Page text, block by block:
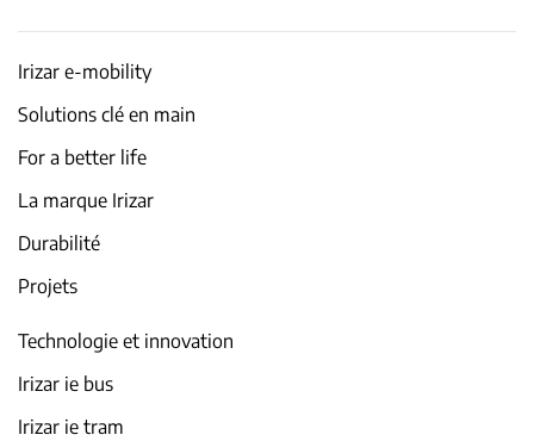
Irizar e-mobility
Solutions clé en main
For a better life
La marque Irizar
Durabilité
Projets
Technologie et innovation
Irizar ie bus
Irizar ie tram